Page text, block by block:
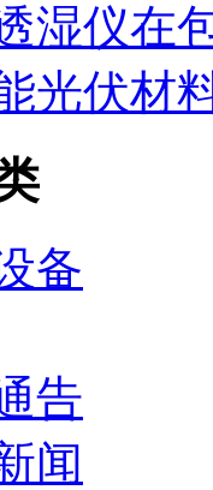
湿仪在
光伏材
备
告
闻